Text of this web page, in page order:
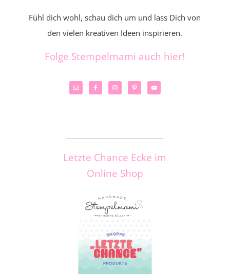
Fühl dich wohl, schau dich um und lass Dich von
den vielen kreativen Ideen inspirieren.
Folge Stempelmami auch hier!
Letzte Chance Ecke im
Online Shop